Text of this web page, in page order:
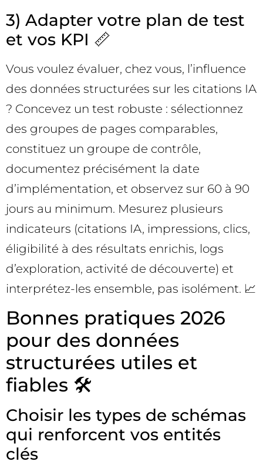
3) Adapter votre plan de test
et vos KPI 📏
Vous voulez évaluer, chez vous, l’influence
des données structurées sur les citations IA
? Concevez un test robuste : sélectionnez
des groupes de pages comparables,
constituez un groupe de contrôle,
documentez précisément la date
d’implémentation, et observez sur 60 à 90
jours au minimum. Mesurez plusieurs
indicateurs (citations IA, impressions, clics,
éligibilité à des résultats enrichis, logs
d’exploration, activité de découverte) et
interprétez-les ensemble, pas isolément. 📈
Bonnes pratiques 2026
pour des données
structurées utiles et
fiables 🛠️
Choisir les types de schémas
qui renforcent vos entités
clés